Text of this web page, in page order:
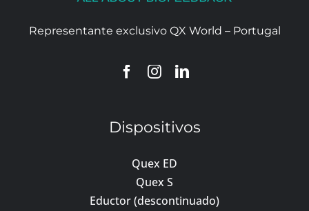
Representante exclusivo QX World – Portugal
Dispositivos
Quex ED
Quex S
Eductor (descontinuado)